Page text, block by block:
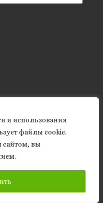
и использования
файлы cookie.
сайтом, вы